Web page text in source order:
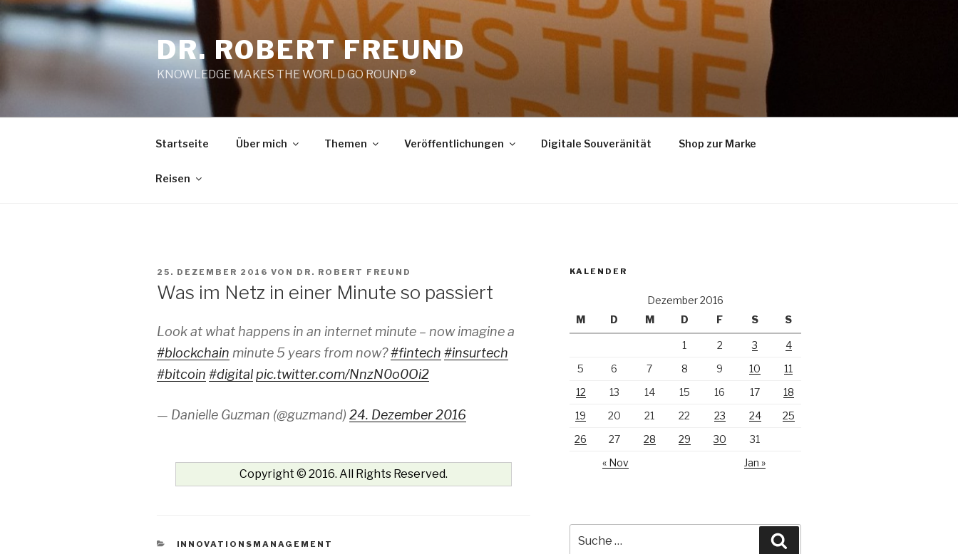
Zum
Inhalt
springen
DR. ROBERT FREUND
KNOWLEDGE MAKES THE WORLD GO ROUND ®
Startseite Über mich Themen Veröffentlichungen Digitale Souveränität Shop zur Marke
Reisen
VERÖFFENTLICHT
25. DEZEMBER 2016 VON DR. ROBERT FREUND
Was im Netz in einer Minute so passiert
Look at what happens in an internet minute – now imagine a
#blockchain minute 5 years from now?#fintech #insurtech
#bitcoin #digitalpic.twitter.com/NnzN0o0Oi2
— Danielle Guzman (@guzmand) 24. Dezember 2016
Copyright © 2016. All Rights Reserved.
KATEGORIEN
INNOVATIONSMANAGEMENT
KALENDER
Dezember 2016
M
D M D F S S
1 2 3
4
5
6 7 8 9 10
11
12
13 14 15 16 17
18
19
20 21 22 23 24
25
26
27 28 29 30
31
« Nov
Jan »
nach: